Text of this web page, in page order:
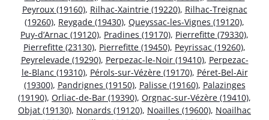
Peyroux (19160), Rilhac-Xaintrie (19220), Rilhac-Treignac
(19260), Reygade (19430), Queyssac-les-Vignes (19120),
Puy-d’Arnac (19120), Pradines (19170), Pierrefitte (79330),
Pierrefitte (23130), Pierrefitte (19450), Peyrissac (19260),
Peyrelevade (19290), Perpezac-le-Noir (19410), Perpezac-
le-Blanc (19310), Pérols-sur-Vézère (19170), Péret-Bel-Air
(19300), Pandrignes (19150), Palisse (19160), Palazinges
(19190), Orliac-de-Bar (19390), Orgnac-sur-Vézère (19410),
Objat (19130), Nonards (19120), Noailles (19600), Noailhac